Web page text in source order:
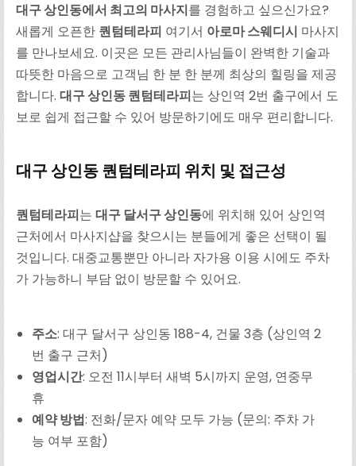
대구 상인동에서 최고의 마사지를 경험하고 싶으신가요?
새롭게 오픈한 퀀텀테라피 여기서 아로마 스웨디시 마사지
를 만나보세요. 이곳은 모든 관리사님들이 완벽한 기술과
따뜻한 마음으로 고객님 한 분 한 분께 최상의 힐링을 제공
합니다.대구 상인동 퀀텀테라피는 상인역 2번 출구에서 도
보로 쉽게 접근할 수 있어 방문하기에도 매우 편리합니다.
대구 상인동퀀텀테라피 위치 및 접근성
퀀텀테라피는대구 달서구 상인동에 위치해 있어 상인역
근처에서 마사지샵을 찾으시는 분들에게 좋은 선택이 될
것입니다. 대중교통뿐만 아니라 자가용 이용 시에도 주차
가 가능하니 부담 없이 방문할 수 있어요.
주소: 대구 달서구 상인동 188-4, 건물 3층 (상인역 2
번 출구 근처)
영업시간: 오전 11시부터 새벽 5시까지 운영, 연중무
휴
예약 방법: 전화/문자 예약 모두 가능 (문의: 주차 가
능 여부 포함)